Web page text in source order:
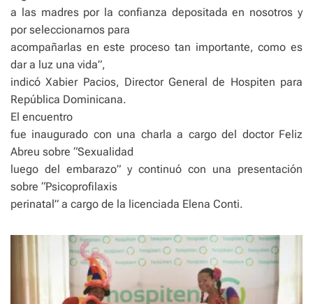
a las madres por la confianza depositada en nosotros y
por seleccionarnos para
acompañarlas en este proceso tan importante, como es
dar a luz una vida”,
indicó Xabier Pacios, Director General de Hospiten para
República Dominicana.
El encuentro
fue inaugurado con una charla a cargo del doctor Feliz
Abreu sobre “Sexualidad
luego del embarazo” y continuó con una presentación
sobre “Psicoprofilaxis
perinatal” a cargo de la licenciada Elena Conti.